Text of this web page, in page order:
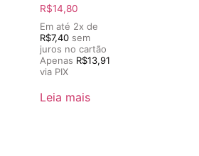
Avaliação
5.00
de 5
R$14,80
Em até 2x de
R$7,40 sem
juros no cartão
Apenas R$13,91
via PIX
Leia mais